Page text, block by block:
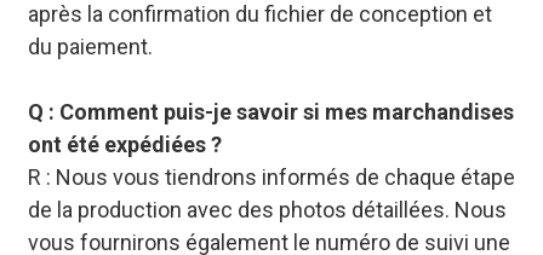
après la confirmation du fichier de conception et
du paiement.
Q : Comment puis-je savoir si mes marchandises
ont été expédiées ?
R : Nous vous tiendrons informés de chaque étape
de la production avec des photos détaillées. Nous
vous fournirons également le numéro de suivi une